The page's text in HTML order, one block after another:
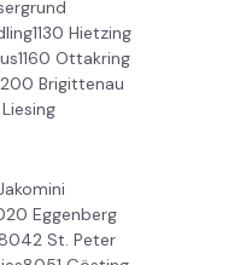
1130 Hietzing
1160 Ottakring
Brigittenau
Eggenberg
St. Peter